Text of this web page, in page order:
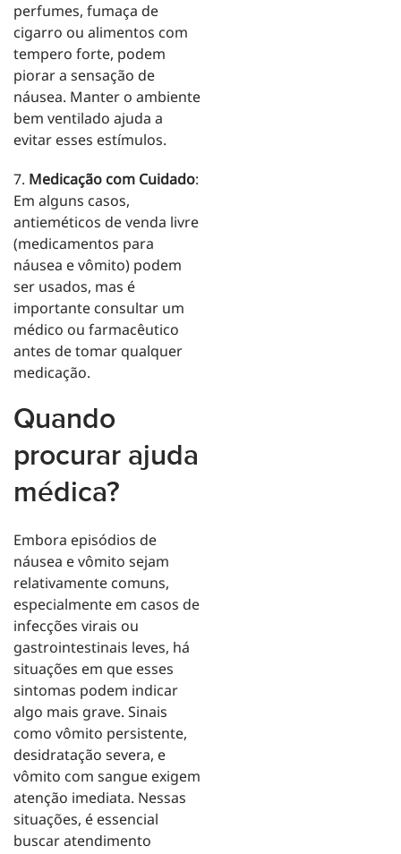
perfumes, fumaça de
cigarro ou alimentos com
tempero forte, podem
piorar a sensação de
náusea. Manter o ambiente
bem ventilado ajuda a
evitar esses estímulos.
7. Medicação com Cuidado:
Em alguns casos,
antieméticos de venda livre
(medicamentos para
náusea e vômito) podem
ser usados, mas é
importante consultar um
médico ou farmacêutico
antes de tomar qualquer
medicação.
Quando
procurar ajuda
médica?
Embora episódios de
náusea e vômito sejam
relativamente comuns,
especialmente em casos de
infecções virais ou
gastrointestinais leves, há
situações em que esses
sintomas podem indicar
algo mais grave. Sinais
como vômito persistente,
desidratação severa, e
vômito com sangue exigem
atenção imediata. Nessas
situações, é essencial
buscar atendimento